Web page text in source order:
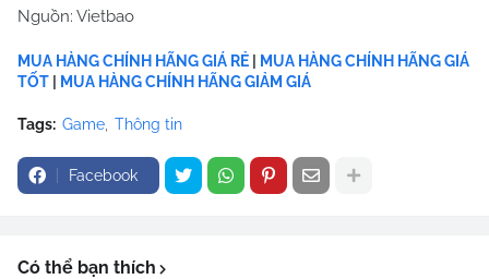
Nguồn: Vietbao
MUA HÀNG CHÍNH HÃNG GIÁ RẺ
MUA HÀNG CHÍNH HÃNG GIÁ
TỐT
MUA HÀNG CHÍNH HÃNG GIẢM GIÁ
Tags: Game Thông tin
Facebook
Có thể bạn thích